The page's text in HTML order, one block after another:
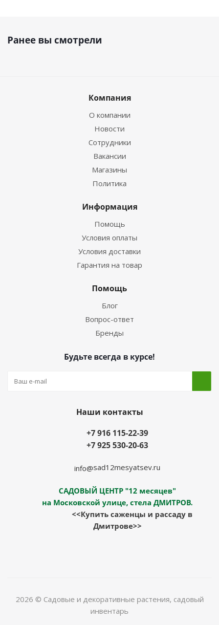
Ранее вы смотрели
Компания
О компании
Новости
Сотрудники
Вакансии
Магазины
Политика
Информация
Помощь
Условия оплаты
Условия доставки
Гарантия на товар
Помощь
Блог
Вопрос-ответ
Бренды
Будьте всегда в курсе!
Наши контакты
+7 916 115-22-39
+7 925 530-20-63
info@sad12mesyatsev.ru
САДОВЫЙ ЦЕНТР "12 месяцев"
на Московской улице, стела ДМИТРОВ.
<<Купить саженцы и рассаду в
Дмитрове>>
2026 © Садовые и декоративные растения, садовый
инвентарь